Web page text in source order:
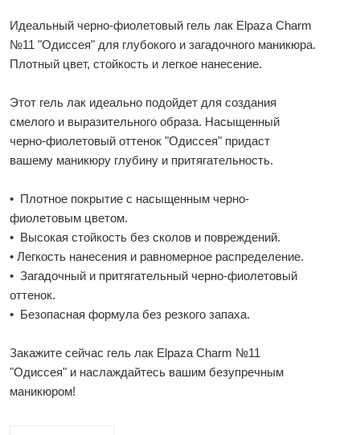
Идеальный черно-фиолетовый гель лак Elpaza Charm
№11 "Одиссея" для глубокого и загадочного маникюра.
Плотный цвет, стойкость и легкое нанесение.
Этот гель лак идеально подойдет для создания
смелого и выразительного образа. Насыщенный
черно-фиолетовый оттенок "Одиссея" придаст
вашему маникюру глубину и притягательность.
• Плотное покрытие с насыщенным черно-
фиолетовым цветом.
• Высокая стойкость без сколов и повреждений.
• Легкость нанесения и равномерное распределение.
• Загадочный и притягательный черно-фиолетовый
оттенок.
• Безопасная формула без резкого запаха.
Закажите сейчас гель лак Elpaza Charm №11
"Одиссея" и наслаждайтесь вашим безупречным
маникюром!